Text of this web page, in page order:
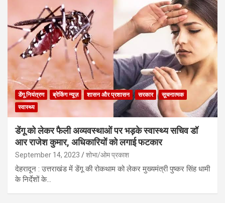
डेंगू नियंत्रण ब्रेकिंग न्यूज़ शासन और प्रशासन सरकार
सूचनात्मक
स्वास्थ्य
डेंगू को लेकर फैली अव्यवस्थाओं पर भड़के स्वास्थ्य सचिव डॉ
आर राजेश कुमार, अधिकारियों को लगाई फटकार
September 14, 2023 शोभा/ओम प्रकाश
देहरादून : उत्तराखंड में डेंगू की रोकथाम को लेकर मुख्यमंत्री पुष्कर सिंह धामी
के निर्देशों के…